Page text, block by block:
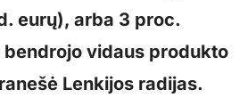
eurų), arba 3 proc.
vidaus produkto
Lenkijos radijas.